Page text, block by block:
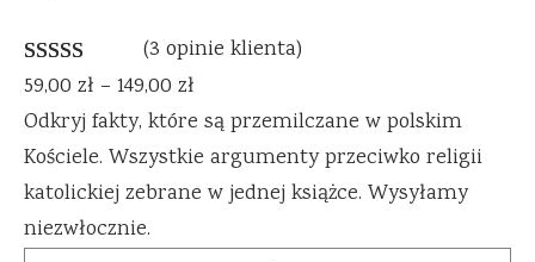
Oceniony
5.00na 5 na
podstawie
3
ocen
klientów
(3 opinie klienta)
59,00 zł – 149,00 zł
Odkryj fakty, które są przemilczane w polskim
Kościele. Wszystkie argumenty przeciwko religii
katolickiej zebrane w jednej książce. Wysyłamy
niezwłocznie.